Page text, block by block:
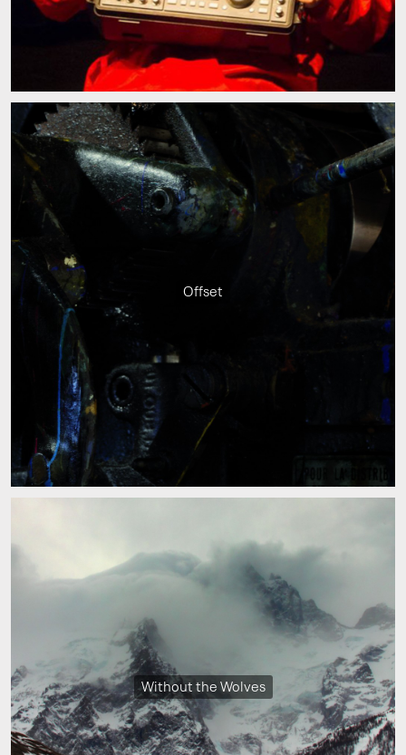
Offset
Without the Wolves